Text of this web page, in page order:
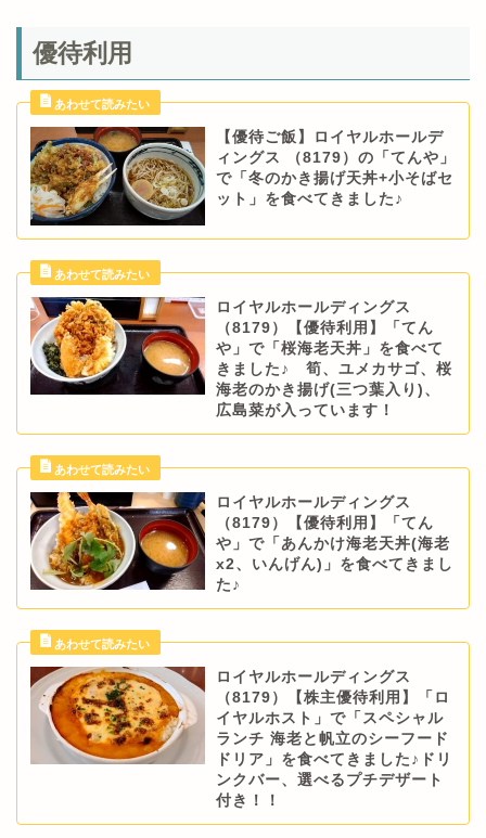
優待利用
【優待ご飯】ロイヤルホールデ
ィングス （8179）の「てんや」
で「冬のかき揚げ天丼+小そばセ
ット」を食べてきました♪
ロイヤルホールディングス
（8179）【優待利用】「てん
や」で「桜海老天丼」を食べて
きました♪ 筍、ユメカサゴ、桜
海老のかき揚げ(三つ葉入り)、
広島菜が入っています！
ロイヤルホールディングス
（8179）【優待利用】「てん
や」で「あんかけ海老天丼(海老
x2、いんげん)」を食べてきまし
た♪
ロイヤルホールディングス
（8179）【株主優待利用】「ロ
イヤルホスト」で「スペシャル
ランチ 海老と帆立のシーフード
ドリア」を食べてきました♪ドリ
ンクバー、選べるプチデザート
付き！！